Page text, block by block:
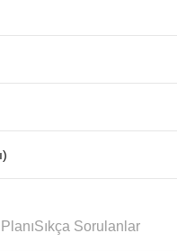
Sıkça Sorulanlar